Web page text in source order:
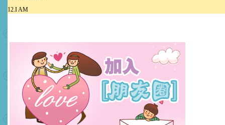
12.I AM